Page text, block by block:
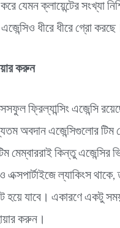
যেমন ক্লায়েন্টের সংখ্যা
ধীরে ধীরে গ্রো
করুন
ফ্রিল্যান্সিং এজেন্সি
অবদান এজেন্সিগুলোর টিম
মেম্বাররাই কিন্তু এজেন্সির
এক্সপার্টাইজে ল্যাকিংস থাকে,
হয়ে যাবে। একারণে একটু
করুন।